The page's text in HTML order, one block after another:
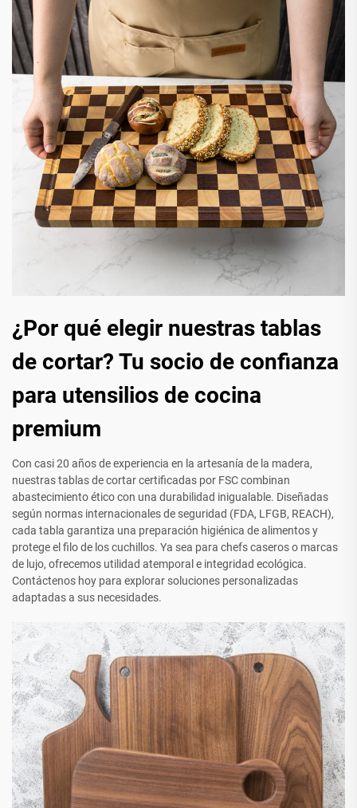
¿Por qué elegir nuestras tablas
de cortar? Tu socio de confianza
para utensilios de cocina
premium
Con casi 20 años de experiencia en la artesanía de la madera,
nuestras tablas de cortar certificadas por FSC combinan
abastecimiento ético con una durabilidad inigualable. Diseñadas
según normas internacionales de seguridad (FDA, LFGB, REACH),
cada tabla garantiza una preparación higiénica de alimentos y
protege el filo de los cuchillos. Ya sea para chefs caseros o marcas
de lujo, ofrecemos utilidad atemporal e integridad ecológica.
Contáctenos hoy para explorar soluciones personalizadas
adaptadas a sus necesidades.